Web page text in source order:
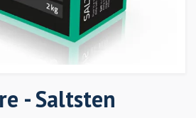
- Saltsten